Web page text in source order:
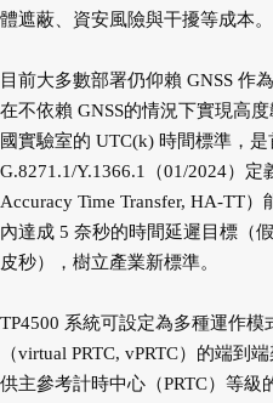
體遮蔽、資安風險與干擾等成本。
目前大多數部署仍仰賴 GNSS 作
在不依賴 GNSS的情況下實現高
國實驗室的 UTC(k) 時間標準，
G.8271.1/Y.1366.1（01/2024）
Accuracy Time Transfer, HA-TT
內達成 5 奈秒的時間延遲目標（
皮秒），樹立產業新標準。
TP4500 系統可設定為多種運作
（virtual PRTC, vPRTC）的端到
供主參考計時中心（PRTC）等級